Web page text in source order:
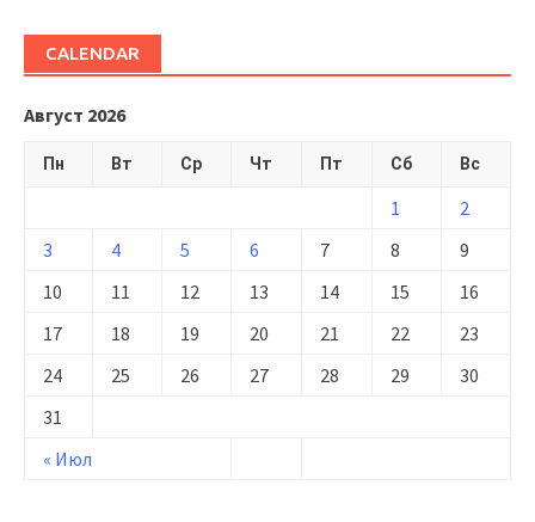
CALENDAR
Август 2026
Пн Вт Ср Чт Пт Сб Вс
« Июл
1
2
3
4 5 6 7 8
9
10
11 12 13 14 15
16
17
18 19 20 21 22
23
24
25 26 27 28 29
30
31